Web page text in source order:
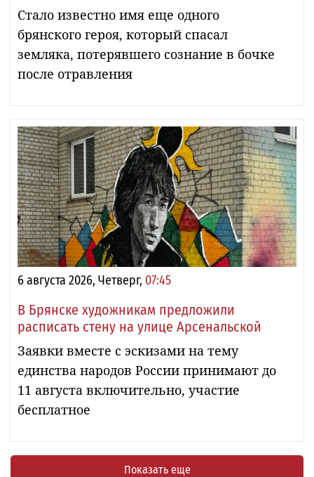
Стало известно имя еще одного
брянского героя, который спасал
земляка, потерявшего сознание в бочке
после отравления
6 августа 2026, Четверг, 07:45
В Брянске художникам предложили
расписать стену на улице Арсенальской
Заявки вместе с эскизами на тему
единства народов России принимают до
11 августа включительно, участие
бесплатное
Показать еще